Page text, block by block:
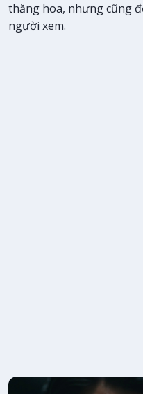
thăng hoa, nhưng cũng
người xem.